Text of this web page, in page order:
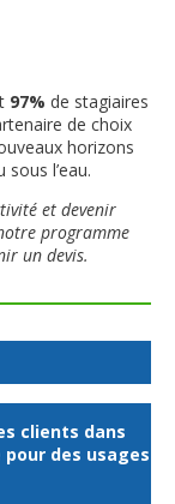
97% de stagiaires
de choix
horizons
l’eau.
et devenir
programme
un devis.
clients dans
des usages